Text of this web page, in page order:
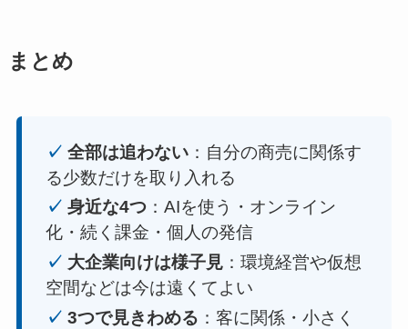
まとめ
✓ 全部は追わない ：自分の商売に関係す
る少数だけを取り入れる
✓ 身近な4つ ：AIを使う・オンライン
化・続く課金・個人の発信
✓ 大企業向けは様子見 ：環境経営や仮想
空間などは今は遠くてよい
✓ 3つで見きわめる ：客に関係・小さく